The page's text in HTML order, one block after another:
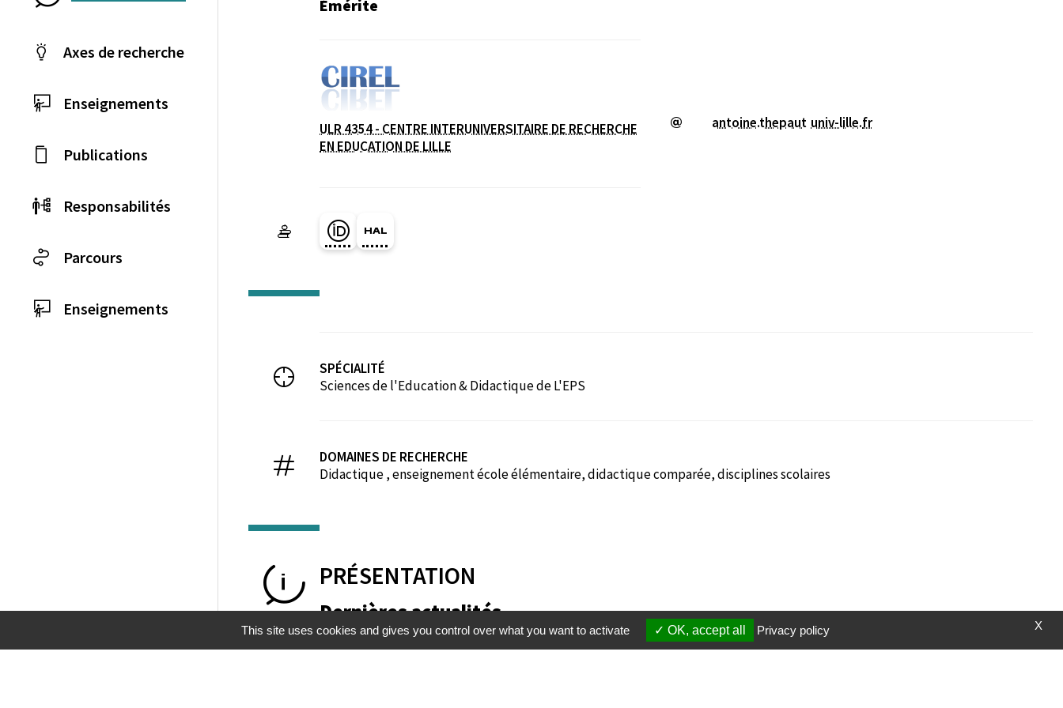
Émérite
Laboratoire / équipeULR 4354 - CENTRE INTERUNIVERSITAIRE DE RECHERCHE
EN EDUCATION DE LILLE
Page Orcid du membre (Ouverture dans une nouvelle fenêtre)
HAL antoinethepaut (Ouverture dans une nouvelle fenêtre)
antoine.thepaut univ-lille.fr
SPÉCIALITÉ
Sciences de l'Education & Didactique de L'EPS
DOMAINES DE RECHERCHE
Didactique , enseignement école élémentaire, didactique comparée, disciplines scolaires
Axes de recherche
Enseignements
Publications
Responsabilités
Parcours
Enseignements
PRÉSENTATION
Dernières actualités
X
This site uses cookies and gives you control over what you want to activate OK, accept all Privacy policy